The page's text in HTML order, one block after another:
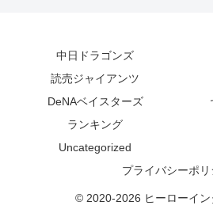
中日ドラゴンズ
読売ジャイアンツ
DeNAベイスターズ
ランキング
Uncategorized
プライバシーポリ
© 2020-2026 ヒーローイン